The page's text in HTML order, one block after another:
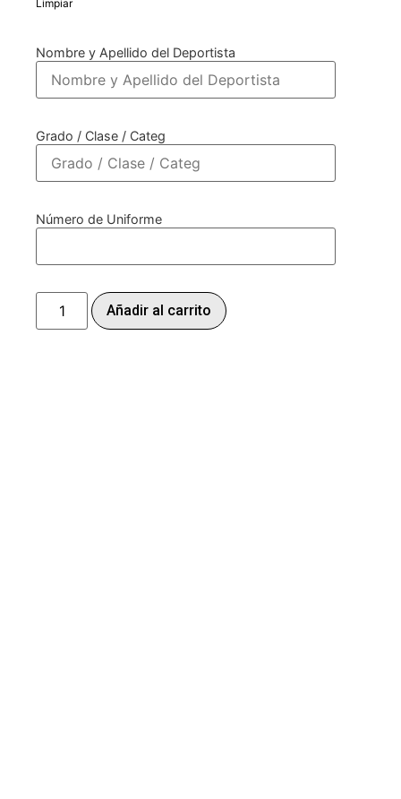
Limpiar
Nombre y Apellido del Deportista
Grado / Clase / Categ
Número de Uniforme
Añadir al carrito